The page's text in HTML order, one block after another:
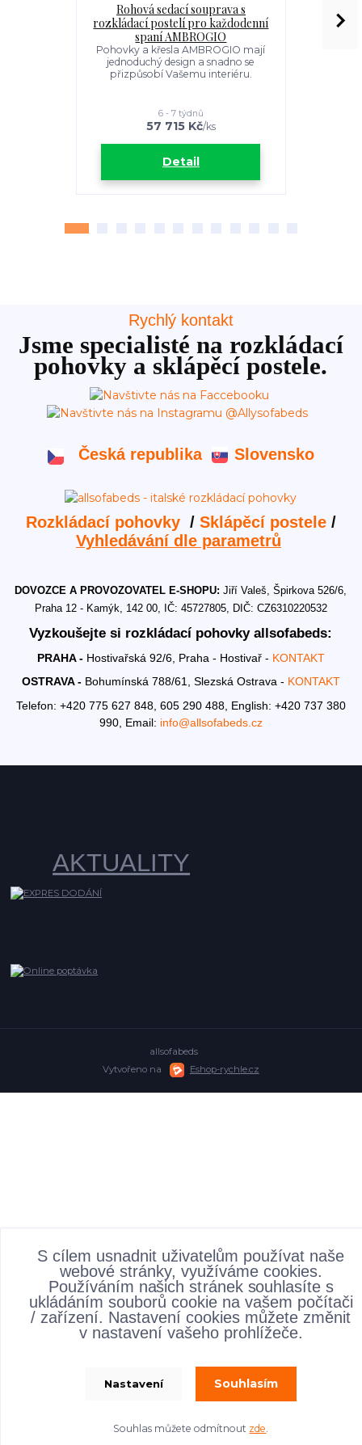
Rohová sedací souprava s
rozkládací postelí pro každodenní
spaní AMBROGIO
Pohovky a křesla AMBROGIO mají
jednoduchý design a snadno se
přizpůsobí Vašemu interiéru.
57 715 Kč/ks
6 - 7 týdnů
Detail
pro
Rychlý kontakt
Jsme specialisté na rozkládací
pohovky a sklápěcí postele.
Česká republika Slovensko
Rozkládací pohovky / Sklápěcí postele/
Vyhledávání dle parametrů
DOVOZCE A PROVOZOVATEL E-SHOPU:Jiří Valeš, Špirkova 526/6,
Praha 12 - Kamýk, 142 00, IČ: 45727805, DIČ: CZ6310220532
Vyzkoušejte si rozkládací pohovky allsofabeds:
PRAHA - Hostivařská 92/6, Praha - Hostivař - KONTAKT
OSTRAVA - Bohumínská 788/61, Slezská Ostrava - KONTAKT
Telefon: +420 775 627 848, 605 290 488, English: +420 737 380
990, Email: info@allsofabeds.cz
AKTUALITY
allsofabeds
Vytvořeno na
Eshop-rychle.cz
S cílem usnadnit uživatelům používat naše
webové stránky, využíváme cookies.
Používáním našich stránek souhlasíte s
ukládáním souborů cookie na vašem počítači
/ zařízení. Nastavení cookies můžete změnit
v nastavení vašeho prohlížeče.
Nastavení Souhlasím
Souhlas můžete odmítnout zde